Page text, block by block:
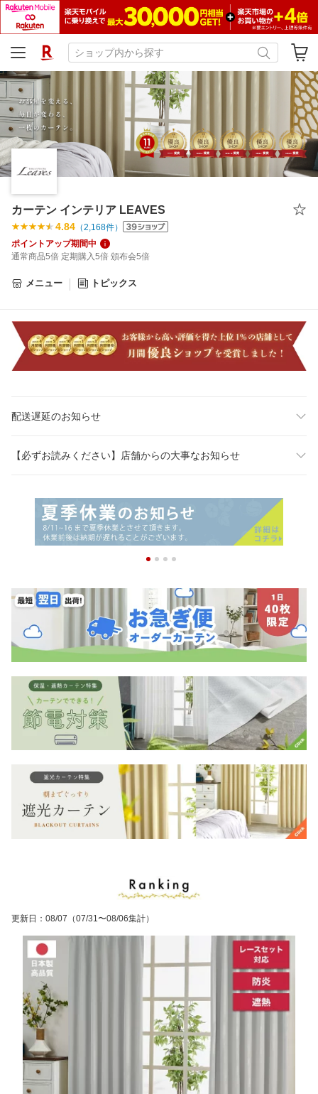
カーテン インテリア LEAVES
4.84 （2,168件）
ポイントアップ期間中
通常商品5倍 定期購入5倍 頒布会5倍
メニュー トピックス
配送遅延のお知らせ
【必ずお読みください】店舗からの大事なお知らせ
更新日 ： 08/07 （07/31〜08/06集計）